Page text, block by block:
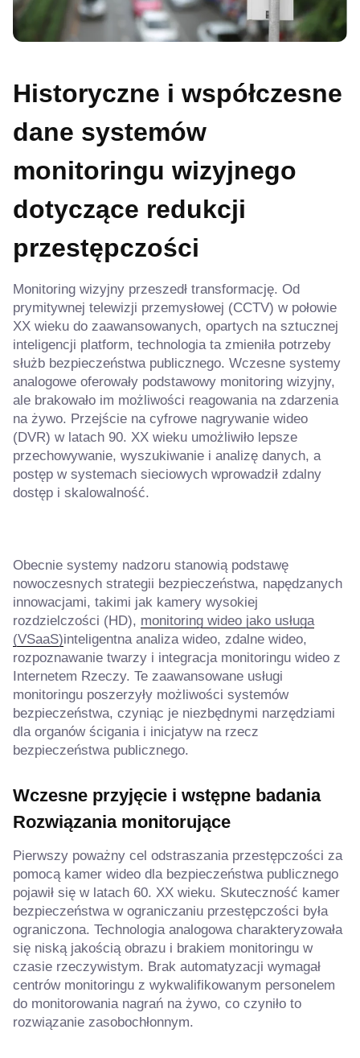
Historyczne i współczesne
dane systemów
monitoringu wizyjnego
dotyczące redukcji
przestępczości
Monitoring wizyjny przeszedł transformację. Od
prymitywnej telewizji przemysłowej (CCTV) w połowie
XX wieku do zaawansowanych, opartych na sztucznej
inteligencji platform, technologia ta zmieniła potrzeby
służb bezpieczeństwa publicznego. Wczesne systemy
analogowe oferowały podstawowy monitoring wizyjny,
ale brakowało im możliwości reagowania na zdarzenia
na żywo. Przejście na cyfrowe nagrywanie wideo
(DVR) w latach 90. XX wieku umożliwiło lepsze
przechowywanie, wyszukiwanie i analizę danych, a
postęp w systemach sieciowych wprowadził zdalny
dostęp i skalowalność.
Obecnie systemy nadzoru stanowią podstawę
nowoczesnych strategii bezpieczeństwa, napędzanych
innowacjami, takimi jak kamery wysokiej
rozdzielczości (HD), monitoring wideo jako usługa
(VSaaS)inteligentna analiza wideo, zdalne wideo,
rozpoznawanie twarzy i integracja monitoringu wideo z
Internetem Rzeczy. Te zaawansowane usługi
monitoringu poszerzyły możliwości systemów
bezpieczeństwa, czyniąc je niezbędnymi narzędziami
dla organów ścigania i inicjatyw na rzecz
bezpieczeństwa publicznego.
Wczesne przyjęcie i wstępne badania
Rozwiązania monitorujące
Pierwszy poważny cel odstraszania przestępczości za
pomocą kamer wideo dla bezpieczeństwa publicznego
pojawił się w latach 60. XX wieku. Skuteczność kamer
bezpieczeństwa w ograniczaniu przestępczości była
ograniczona. Technologia analogowa charakteryzowała
się niską jakością obrazu i brakiem monitoringu w
czasie rzeczywistym. Brak automatyzacji wymagał
centrów monitoringu z wykwalifikowanym personelem
do monitorowania nagrań na żywo, co czyniło to
rozwiązanie zasobochłonnym.